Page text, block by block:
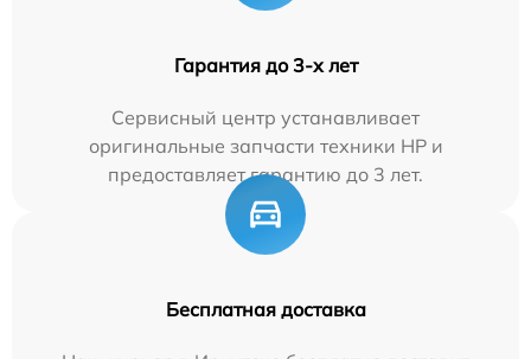
Гарантия до 3-х лет
Сервисный центр устанавливает
оригинальные запчасти техники HP и
предоставляет гарантию до 3 лет.
Бесплатная доставка